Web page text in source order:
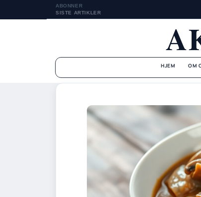
ABONNER
SISTE ARTIKLER
HJEM OM